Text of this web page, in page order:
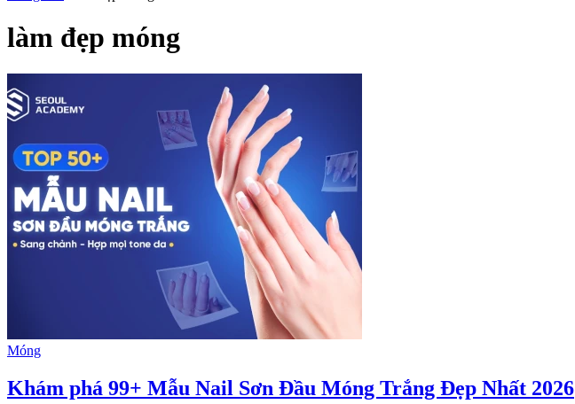
làm đẹp móng
Móng
Khám phá 99+ Mẫu Nail Sơn Đầu Móng Trắng Đẹp Nhất 2026